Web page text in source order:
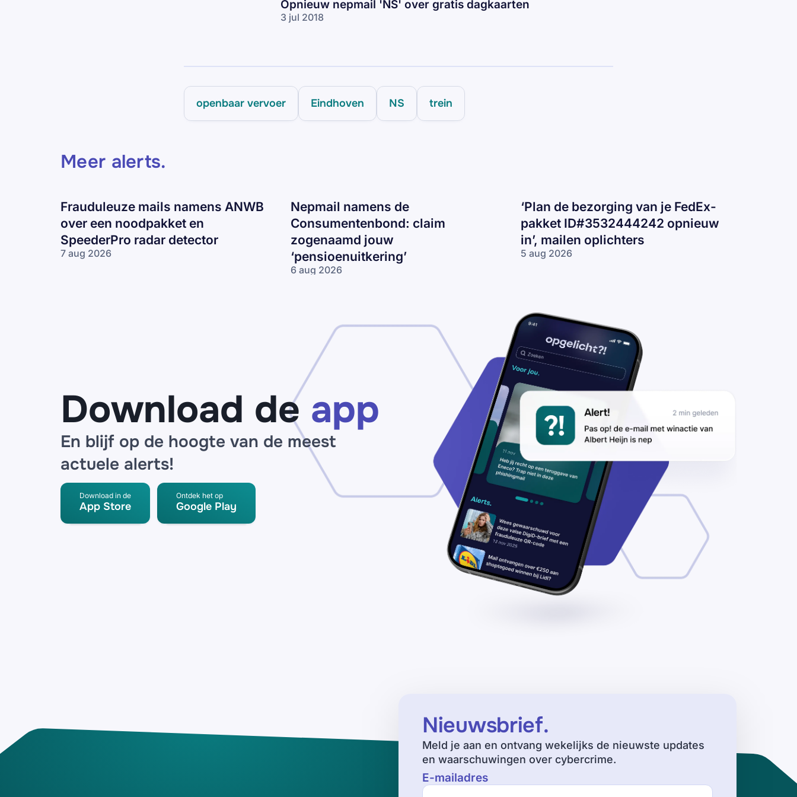
Opnieuw nepmail 'NS' over gratis dagkaarten
3 jul 2018
openbaar vervoer Eindhoven NS trein
Meer alerts.
Frauduleuze mails namens ANWB
over een noodpakket en
SpeederPro radar detector
7 aug 2026
Nepmail namens de
Consumentenbond: claim
zogenaamd jouw
‘pensioenuitkering’
6 aug 2026
‘pensioenuitkering’
‘Plan de bezorging van je FedEx-
pakket ID#3532444242 opnieuw
in’, mailen oplichters
5 aug 2026
opnieuw in’,
mailen
oplichters
Download de app
En blijf op de hoogte van de meest
actuele alerts!
Download in de
App Store
Ontdek het op
Google Play
Nieuwsbrief.
Meld je aan en ontvang wekelijks de nieuwste updates
en waarschuwingen over cybercrime.
E-mailadres